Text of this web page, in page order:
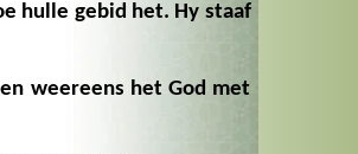
hulle gebid het. Hy staaf
weereens het God met